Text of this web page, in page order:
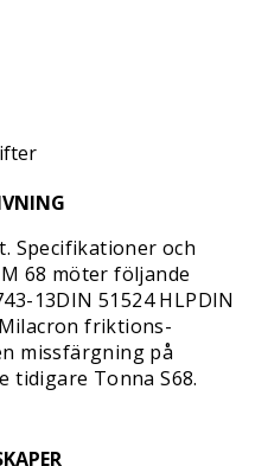
Specifikationer och
68 möter följande
13DIN 51524 HLPDIN
friktions-
missfärgning på
tidigare Tonna S68.